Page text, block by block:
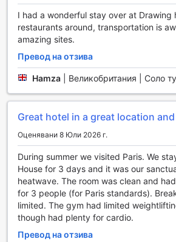
Освен това, за тези, които искат да
спомен от престоя си, хотелът
подаръци и сувенири, където
уникални артикули, вдъхновени от
Спортни съоръжения в Drawing
съоръжения, които ще задоволят
любител на активния начин на живот.
плувен басейн е идеалното място за
освежаване след дълъг ден, като
на плуването независимо от времето
модерни удобства, басейнът е
опитни плувци, така и за начинаещи,
подобрят уменията си.
Фитнес центърът на хотела е
денонощието, което ви дава
всяко време, което е удобно за вас. С
I had a wonderful stay over at Drawing
restaurants around, transportation is
amazing sites.
Превод на отзива
Hamza Великобритания | Соло
Great hotel in a great location and
Оценявани 8 Юли 2026 г.
During summer we visited Paris. We
House for 3 days and it was our
heatwave. The room was clean and
for 3 people (for Paris standards).
limited. The gym had limited
though had plenty for cardio.
Превод на отзива